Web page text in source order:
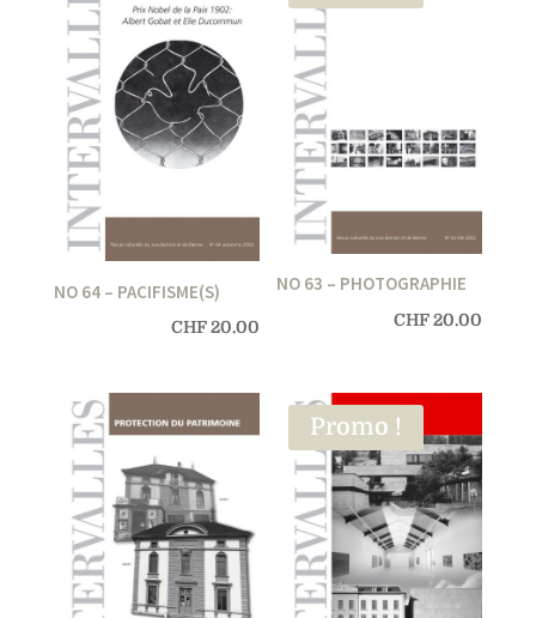
NO 64 – PACIFISME(S)
CHF20.00
NO 63 – PHOTOGRAPHIE
CHF20.00
Promo !